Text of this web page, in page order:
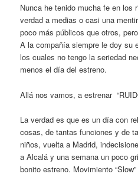
Nunca he tenido mucha fe en los
verdad a medias o casi una
poco más públicos que otros,
A la compañía siempre le doy su
los cuales no tengo la seriedad
menos el día del estreno.
Allá nos vamos, a estrenar
La verdad es que es un día con
cosas, de tantas funciones y de
niños, vuelta a Madrid,
a Alcalá y una semana un poco
bonito estreno. Movimiento “Slow”